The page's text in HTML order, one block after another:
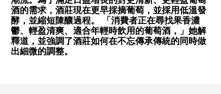
酒的需求，酒莊現在更早採摘葡萄，並採用低溫發
酵，並縮短陳釀過程。 「消費者正在尋找果香濃
鬱、輕盈清爽、適合年輕時飲用的葡萄酒，」她解
釋道，並強調了酒莊如何在不忘傳承傳統的同時做
出細微的調整。